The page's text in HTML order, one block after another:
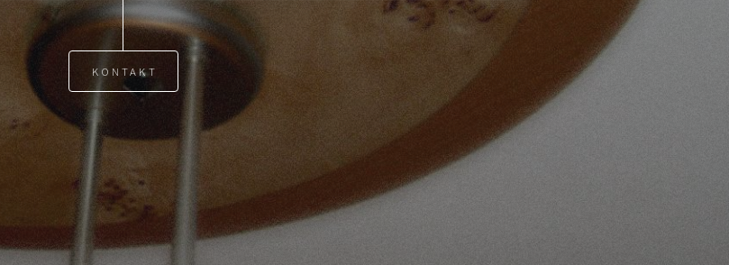
KONTAKT